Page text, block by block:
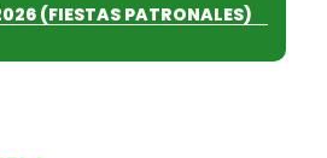
(FIESTAS PATRONALES)